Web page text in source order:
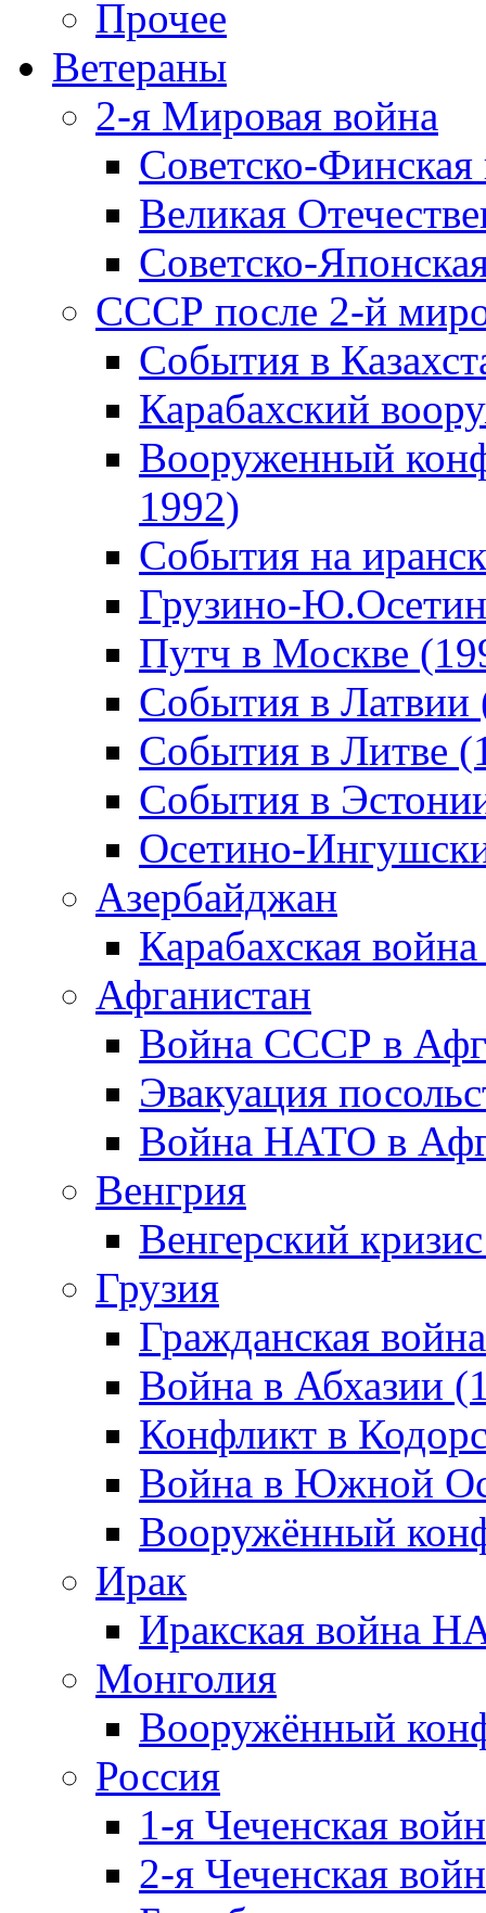
Прочее
Ветераны
2-я Мировая война
Советско-
Великая
Советско-
СССР после 2-й
События в
Карабахский
Вооруженный
1992)
События на
Грузино-
Путч в Москве
События в Латвии
События в Литве
События в
Осетино-
Азербайджан
Карабахская
Афганистан
Война СССР в
Эвакуация
Война НАТО в
Венгрия
Венгерский
Грузия
Гражданская
Война в Абхазии
Конфликт в
Война в Южной
Вооружённый
Ирак
Иракская война
Монголия
Вооружённый
Россия
1-я Чеченская
2-я Чеченская